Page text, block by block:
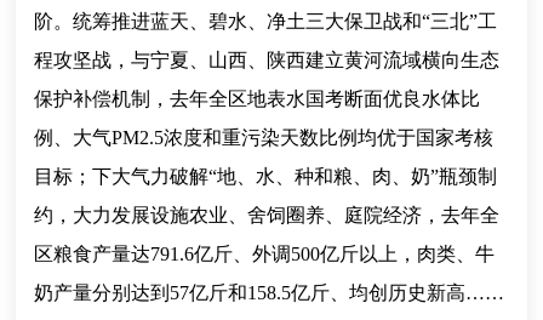
阶。统筹推进蓝天、碧水、净土三大保卫战和“三北”工
程攻坚战，与宁夏、山西、陕西建立黄河流域横向生态
保护补偿机制，去年全区地表水国考断面优良水体比
例、大气PM2.5浓度和重污染天数比例均优于国家考核
目标；下大气力破解“地、水、种和粮、肉、奶”瓶颈制
约，大力发展设施农业、舍饲圈养、庭院经济，去年全
区粮食产量达791.6亿斤、外调500亿斤以上，肉类、牛
奶产量分别达到57亿斤和158.5亿斤、均创历史新高……